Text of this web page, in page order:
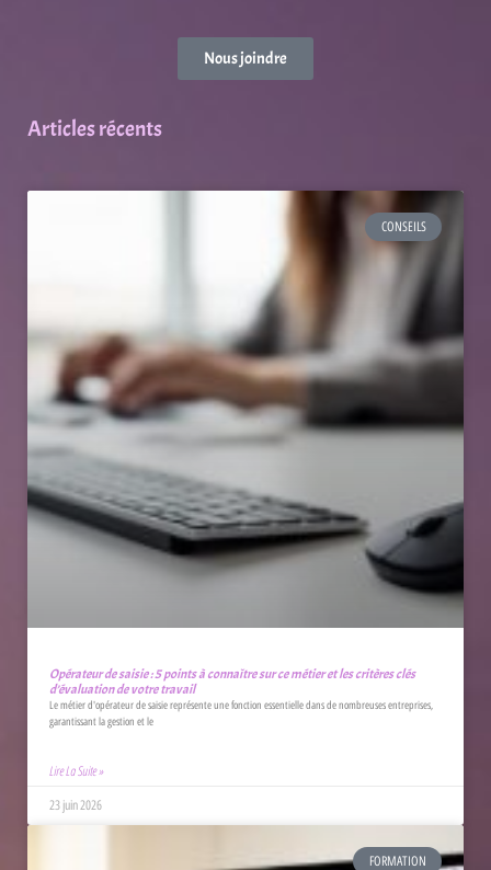
Nous joindre
Articles récents
CONSEILS
Opérateur de saisie : 5 points à connaître sur ce métier et les critères clés
d’évaluation de votre travail
Le métier d'opérateur de saisie représente une fonction essentielle dans de nombreuses entreprises,
garantissant la gestion et le
Lire La Suite »
23 juin 2026
FORMATION